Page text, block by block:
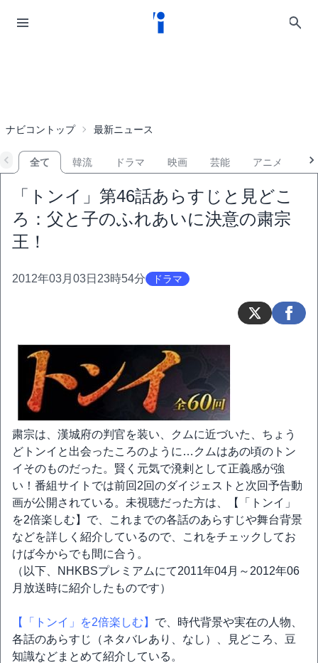
ナビコントップ 最新ニュース
全て 韓流 ドラマ 映画 芸能 アニメ
「トンイ」第46話あらすじと見どこ
ろ：父と子のふれあいに決意の粛宗
王！
2012年03月03日23時54分 ドラマ
粛宗は、漢城府の判官を装い、クムに近づいた、ちょう
どトンイと出会ったころのように…クムはあの頃のトン
イそのものだった。賢く元気で溌剌として正義感が強
い！番組サイトでは前回2回のダイジェストと次回予告動
画が公開されている。未視聴だった方は、【「トンイ」
を2倍楽しむ】で、これまでの各話のあらすじや舞台背景
などを詳しく紹介しているので、これをチェックしてお
けば今からでも間に合う。
（以下、NHKBSプレミアムにて2011年04月～2012年06
月放送時に紹介したものです）
【「トンイ」を2倍楽しむ】 で、時代背景や実在の人物、
各話のあらすじ（ネタバレあり、なし）、見どころ、豆
知識などまとめて紹介している。